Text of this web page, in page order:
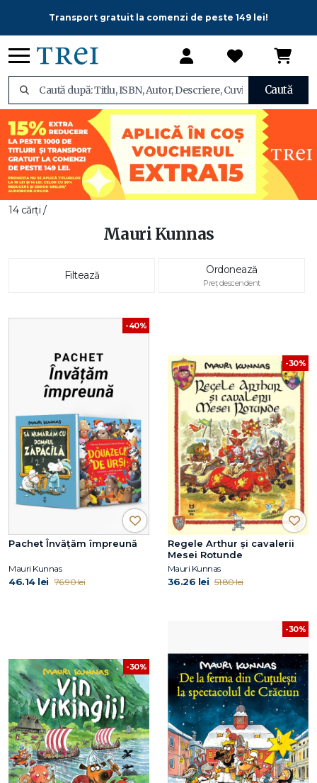
Transport gratuit la comenzi de peste 149 lei!
Caută
14 cărți /
Mauri Kunnas
Filtează Ordonează
Preț descendent
-40%
Pachet Învățăm împreună
Mauri Kunnas
46.14 lei 76.90 lei
-30%
Regele Arthur și cavalerii
Mesei Rotunde
Mauri Kunnas
36.26 lei 51.80 lei
-30%
-30%